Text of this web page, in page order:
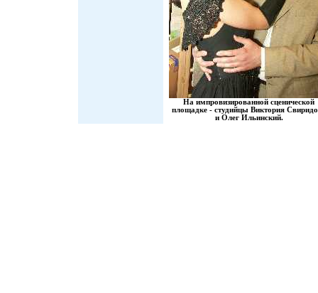
На импровизированной сценической
площадке - студийцы Виктория
и Олег Ильинский.